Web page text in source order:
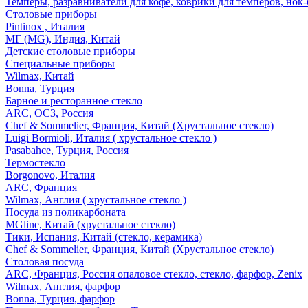
Столовые приборы
Pintinox , Италия
МГ (MG), Индия, Китай
Детские столовые приборы
Специальные приборы
Wilmax, Китай
Bonna, Турция
Барное и ресторанное стекло
ARC, ОСЗ, Россия
Chef & Sommelier, Франция, Китай (Хрустальное стекло)
Luigi Bormioli, Италия ( хрустальное стекло )
Pasabahce, Турция, Россия
Термостекло
Borgonovo, Италия
ARC, Франция
Wilmax, Англия ( хрустальное стекло )
Посуда из поликарбоната
MGline, Китай (хрустальное стекло)
Тики, Испания, Китай (стекло, керамика)
Chef & Sommelier, Франция, Китай (Хрустальное стекло)
Столовая посуда
ARC, Франция, Россия опаловое стекло, стекло, фарфор, Zenix
Wilmax, Англия, фарфор
Bonna, Турция, фарфор